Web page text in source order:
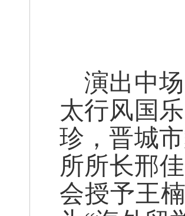
演出中
太行风国
珍，晋城
所所长邢
会授予王